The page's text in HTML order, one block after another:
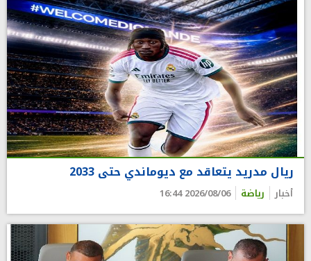
ريال مدريد يتعاقد مع ديوماندي حتى 2033
أخبار رياضة 2026/08/06 16:44